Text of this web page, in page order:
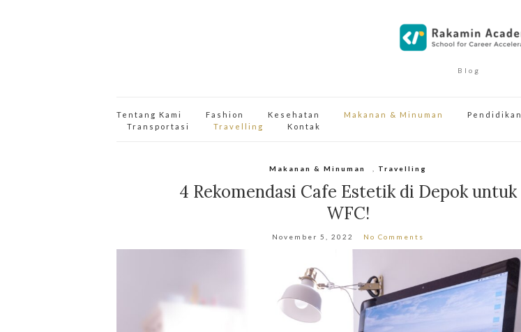
Blog
Tentang Kami Fashion Kesehatan Makanan & Minuman
Pendidikan
Transportasi
Travelling Kontak
Makanan & Minuman Travelling
4 Rekomendasi Cafe Estetik di Depok untuk
WFC!
November 5, 2022 No Comments